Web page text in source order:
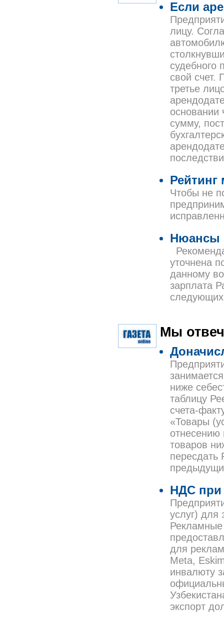
Если
лицу.
судебного
свой счет.
третье
основании
сумму,
Рейтинг
Чтобы не
Нюансы
уточнена
данному
зарплата
Мы
ниже
таблицу
счета-
«Товары
товаров
пересдать
НДС при
услуг) для
Рекламные
для
Meta,
инвалюту
экспорт